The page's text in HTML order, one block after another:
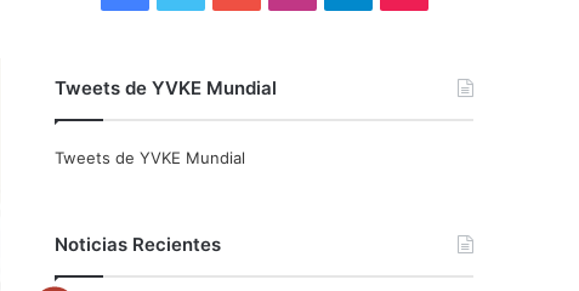
c
o
i
r
u
e
r
a
Tweets de YVKE Mundial
Tweets de YVKE Mundial
Noticias Recientes